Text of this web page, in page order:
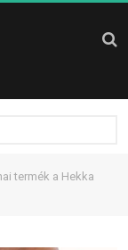
termék a Hekka